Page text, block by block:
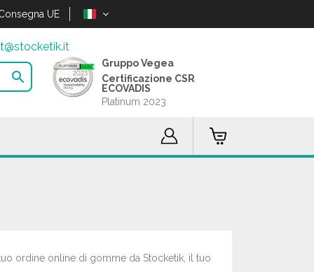
UE

Gruppo Vegea
Certificazione CSR
ECOVADIS
Platinum 2023
ordine online di gomme da Stocketik, il tuo